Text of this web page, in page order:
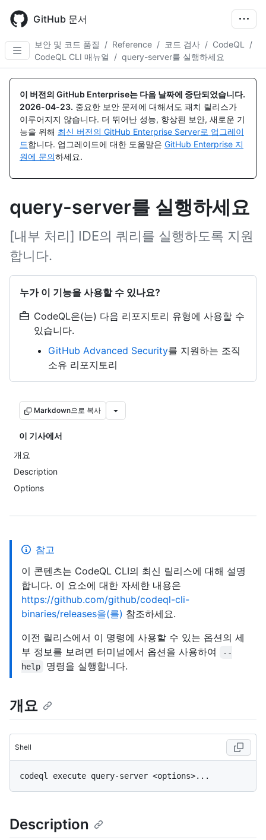
main
content
GitHub 문서
보안 및 코드 품질 / Reference / 코드 검사 / CodeQL
/
CodeQL CLI 매뉴얼
/ query-server를 실행하세요
이 버전의 GitHub Enterprise는 다음 날짜에 중단되었습니다.
2026-04-23. 중요한 보안 문제에 대해서도 패치 릴리스가
이루어지지 않습니다. 더 뛰어난 성능, 향상된 보안, 새로운 기
능을 위해 최신 버전의 GitHub Enterprise Server로 업그레이
드합니다. 업그레이드에 대한 도움말은 GitHub Enterprise 지
원에 문의하세요.
query-server를 실행하세요
[내부 처리] IDE의 쿼리를 실행하도록 지원
합니다.
누가 이 기능을 사용할 수 있나요?
CodeQL은(는) 다음 리포지토리 유형에 사용할 수
있습니다.
GitHub Advanced Security를 지원하는 조직
소유 리포지토리
Markdown으로 복사
이 기사에서
개요
Description
Options
참고
이 콘텐츠는 CodeQL CLI의 최신 릴리스에 대해 설명
합니다. 이 요소에 대한 자세한 내용은
https://github.com/github/codeql-cli-
binaries/releases을(를) 참조하세요.
이전 릴리스에서 이 명령에 사용할 수 있는 옵션의 세
부 정보를 보려면 터미널에서 옵션을 사용하여
--
help
명령을 실행합니다.
개요
Shell
Description